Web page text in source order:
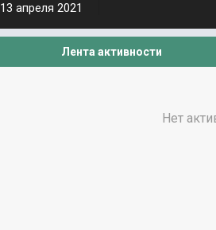
13 апреля 2021
Лента активности
Нет